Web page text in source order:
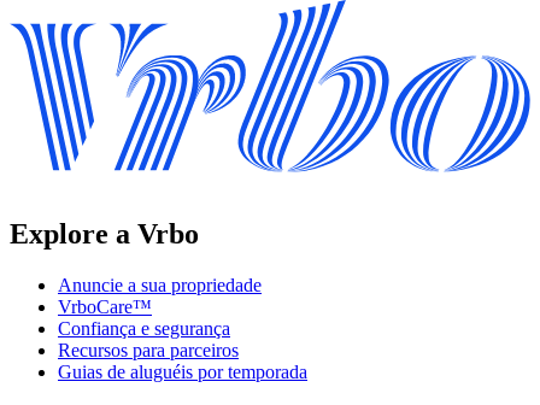
Explore a Vrbo
Anuncie a sua propriedade
VrboCare™
Confiança e segurança
Recursos para parceiros
Guias de aluguéis por temporada